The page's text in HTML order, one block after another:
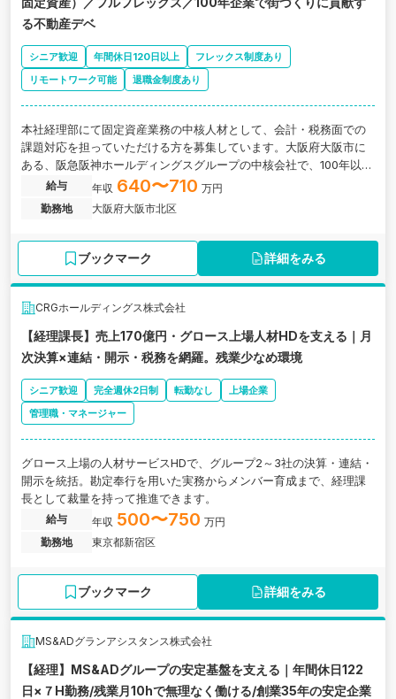
る不動産デベ
シニア歓迎 年間休日120日以上
フレックス制度あり
リモートワーク可能
退職金制度あり
本社経理部にて固定資産業務の中核人材として、会計・税務面での
課題対応を担っていただける方を募集しています。大阪府大阪市に
ある、阪急阪神ホールディングスグループの中核会社で、100年以上
にわたりまちづくりに貢献してきた総合不動産デベロッパーの求人
です。
給与 年収 640〜710 万円
勤務地
大阪府大阪市北区
ブックマーク 詳細をみる
CRGホールディングス株式会社
【経理課長】売上170億円・グロース上場人材HDを支える｜月
次決算×連結・開示・税務を網羅。残業少なめ環境
シニア歓迎 完全週休2日制 転勤なし
上場企業
管理職・マネージャー
グロース上場の人材サービスHDで、グループ2～3社の決算・連結・
開示を統括。勘定奉行を用いた実務からメンバー育成まで、経理課
長として裁量を持って推進できます。
給与 年収 500〜750 万円
勤務地
東京都新宿区
ブックマーク 詳細をみる
MS&ADグランアシスタンス株式会社
【経理】MS&ADグループの安定基盤を支える｜年間休日122
日×７H勤務/残業月10hで無理なく働ける/創業35年の安定企業